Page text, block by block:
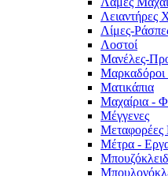
Λειαντήρες
Λίμες-
Λοστοί
Μανέλες-
Ματικάπια
Μαχαίρια -
Μέγγενες
Μεταφορέες
Μέτρα -